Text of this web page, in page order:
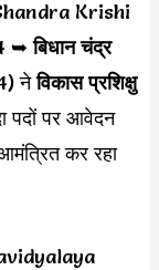
Krishi
➥बिधान चंद्र
नेविकास प्रशिक्षु
पर आवेदन
कर रहा